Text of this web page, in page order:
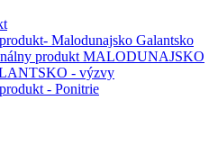
Malodunajsko Galantsko
produkt MALODUNAJSKO
- výzvy
- Ponitrie